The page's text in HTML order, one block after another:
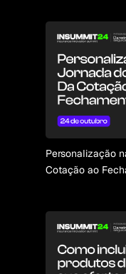
Personalização
Cotação ao